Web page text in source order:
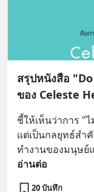
สรุปหนังสือ
ของ Celeste
ชี้ให้เห็นว่าการ "ไ
แต่เป็นกลยุทธ์สำ
ทำงานของมนุษย์
อ่านต่อ
20 บันทึก